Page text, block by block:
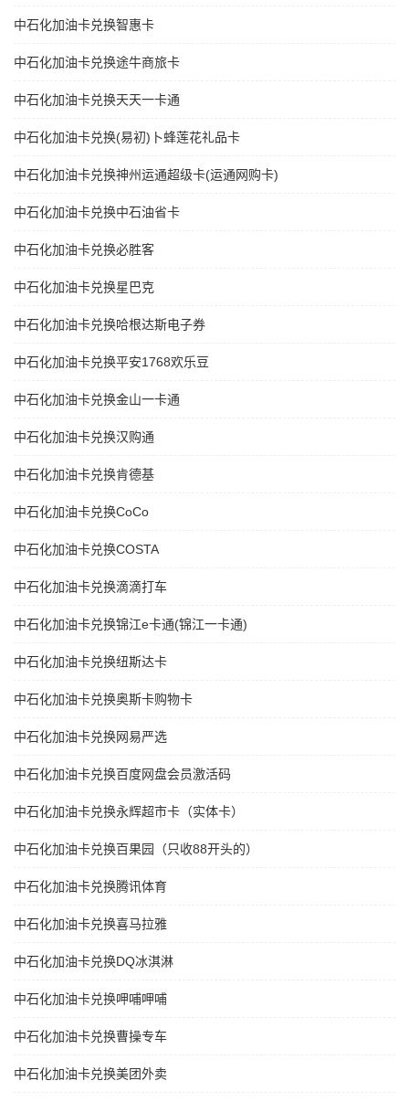
中石化加油卡兑换智惠卡
中石化加油卡兑换途牛商旅卡
中石化加油卡兑换天天一卡通
中石化加油卡兑换(易初)卜蜂莲花礼品卡
中石化加油卡兑换神州运通超级卡(运通网购卡)
中石化加油卡兑换中石油省卡
中石化加油卡兑换必胜客
中石化加油卡兑换星巴克
中石化加油卡兑换哈根达斯电子券
中石化加油卡兑换平安1768欢乐豆
中石化加油卡兑换金山一卡通
中石化加油卡兑换汉购通
中石化加油卡兑换肯德基
中石化加油卡兑换CoCo
中石化加油卡兑换COSTA
中石化加油卡兑换滴滴打车
中石化加油卡兑换锦江e卡通(锦江一卡通)
中石化加油卡兑换纽斯达卡
中石化加油卡兑换奥斯卡购物卡
中石化加油卡兑换网易严选
中石化加油卡兑换百度网盘会员激活码
中石化加油卡兑换永辉超市卡（实体卡）
中石化加油卡兑换百果园（只收88开头的）
中石化加油卡兑换腾讯体育
中石化加油卡兑换喜马拉雅
中石化加油卡兑换DQ冰淇淋
中石化加油卡兑换呷哺呷哺
中石化加油卡兑换曹操专车
中石化加油卡兑换美团外卖